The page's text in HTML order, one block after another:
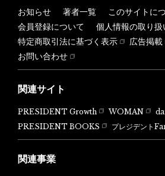
お知らせ 著者一覧
このサイトに
会員登録について
個人情報の取り扱
特定商取引法に基づく表示
広告掲載
お問い合わせ
関連サイト
PRESIDENT Growth WOMAN
PRESIDENT BOOKS
プレジデント
関連事業